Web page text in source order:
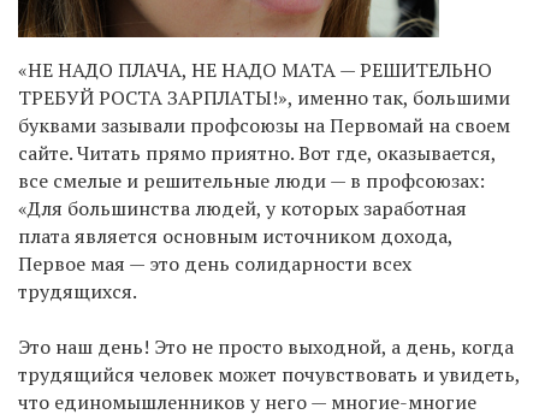
«НЕ НАДО ПЛАЧА, НЕ НАДО МАТА — РЕШИТЕЛЬНО
ТРЕБУЙ РОСТА ЗАРПЛАТЫ!», именно так, большими
буквами зазывали профсоюзы на Первомай на своем
сайте. Читать прямо приятно. Вот где, оказывается,
все смелые и решительные люди — в профсоюзах:
«Для большинства людей, у которых заработная
плата является основным источником дохода,
Первое мая — это день солидарности всех
трудящихся.
Это наш день! Это не просто выходной, а день, когда
трудящийся человек может почувствовать и увидеть,
что единомышленников у него — многие-многие